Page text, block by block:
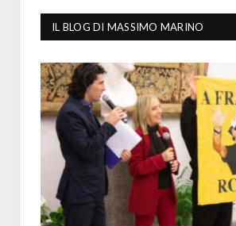
IL BLOG DI MASSIMO MARINO